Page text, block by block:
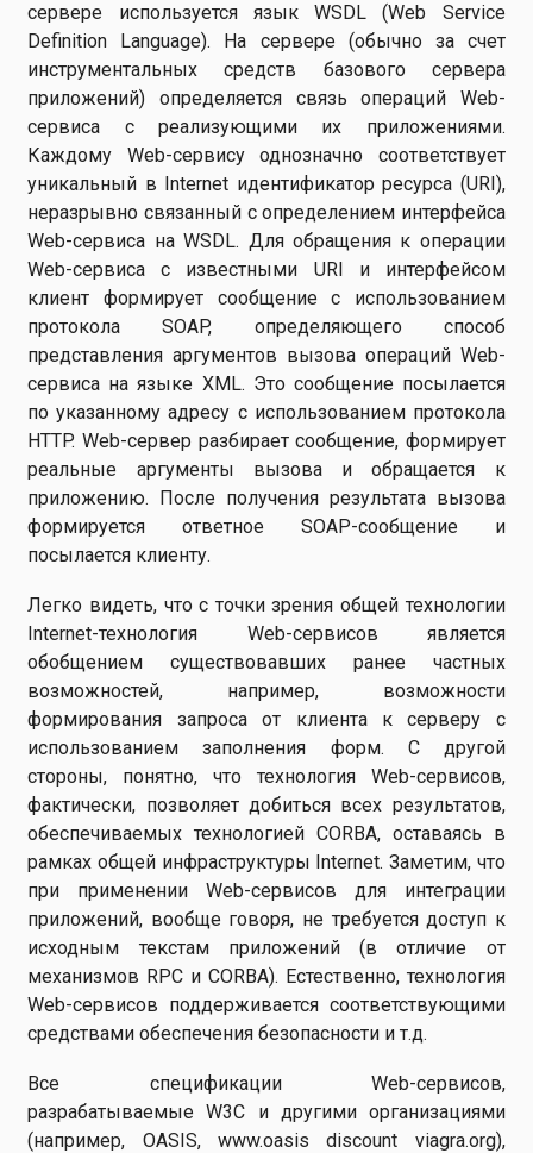
сервере используется язык WSDL (Web Service
Definition Language). На сервере (обычно за счет
инструментальных средств базового сервера
приложений) определяется связь операций Web-
сервиса с реализующими их приложениями.
Каждому Web-сервису однозначно соответствует
уникальный в Internet идентификатор ресурса (URI),
неразрывно связанный с определением интерфейса
Web-сервиса на WSDL. Для обращения к операции
Web-сервиса с известными URI и интерфейсом
клиент формирует сообщение с использованием
протокола SOAP, определяющего способ
представления аргументов вызова операций Web-
сервиса на языке XML. Это сообщение посылается
по указанному адресу с использованием протокола
HTTP. Web-сервер разбирает сообщение, формирует
реальные аргументы вызова и обращается к
приложению. После получения результата вызова
формируется ответное SOAP-сообщение и
посылается клиенту.
Легко видеть, что с точки зрения общей технологии
Internet-технология Web-сервисов является
обобщением существовавших ранее частных
возможностей, например, возможности
формирования запроса от клиента к серверу с
использованием заполнения форм. С другой
стороны, понятно, что технология Web-сервисов,
фактически, позволяет добиться всех результатов,
обеспечиваемых технологией CORBA, оставаясь в
рамках общей инфраструктуры Internet. Заметим, что
при применении Web-сервисов для интеграции
приложений, вообще говоря, не требуется доступ к
исходным текстам приложений (в отличие от
механизмов RPC и CORBA). Естественно, технология
Web-сервисов поддерживается соответствующими
средствами обеспечения безопасности и т.д.
Все спецификации Web-сервисов,
разрабатываемые W3C и другими организациями
(например, OASIS, www.oasisdiscount viagra.org),